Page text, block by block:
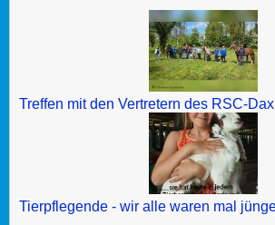
Treffen mit den Vertretern des RSC-
Tierpflegende - wir alle waren mal